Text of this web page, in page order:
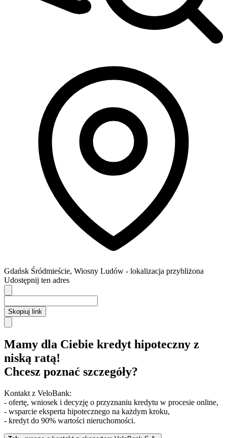
Gdańsk Śródmieście, Wiosny Ludów - lokalizacja przybliżona
Udostępnij ten adres
Skopiuj link
Mamy dla Ciebie kredyt hipoteczny z
niską ratą!
Chcesz poznać szczegóły?
Kontakt z VeloBank:
- ofertę, wniosek i decyzję o przyznaniu kredytu w procesie online,
- wsparcie eksperta hipotecznego na każdym kroku,
- kredyt do 90% wartości nieruchomości.